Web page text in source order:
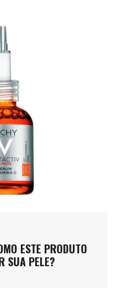
ESTE PRODUTO
SUA PELE?